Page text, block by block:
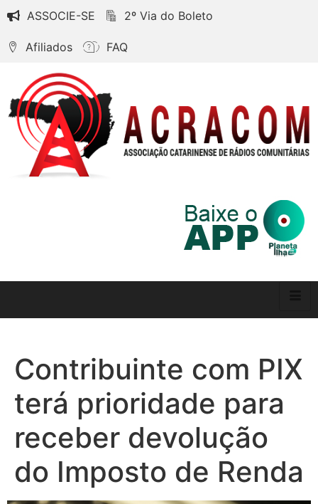
ASSOCIE-SE 2º Via do Boleto
Afiliados FAQ
Contribuinte com PIX
terá prioridade para
receber devolução
do Imposto de Renda